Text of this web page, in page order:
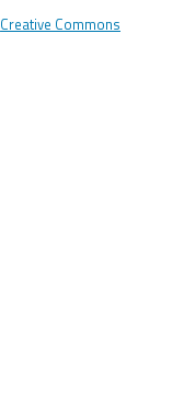
Creative Commons